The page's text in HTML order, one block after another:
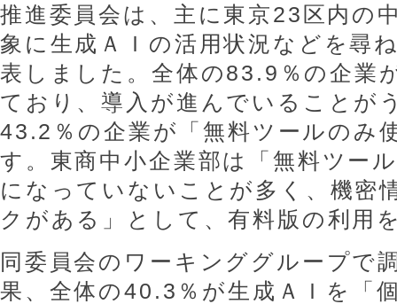
推進委員会は、主に東京23区内の
象に生成ＡＩの活用状況などを尋
表しました。全体の83.9％の企業
ており、導入が進んでいることが
43.2％の企業が「無料ツールのみ
す。東商中小企業部は「無料ツー
になっていないことが多く、機密
クがある」として、有料版の利用
同委員会のワーキンググループで
果、全体の40.3％が生成ＡＩを「